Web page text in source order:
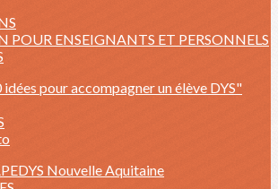
POUR ENSEIGNANTS ET PERSONNELS
pour accompagner un élève DYS"
Nouvelle Aquitaine